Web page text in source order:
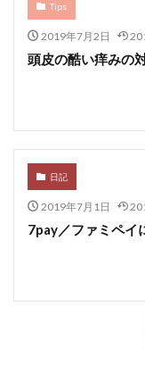
Tips
2019年7月2日
頭皮の酷い痒みの
日記
2019年7月1日
7pay／ファミペイ